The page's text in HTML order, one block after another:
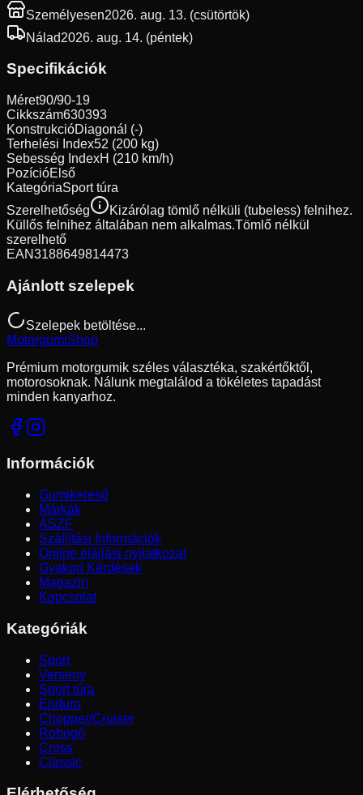
Személyesen2026. aug. 13. (csütörtök)
Nálad2026. aug. 14. (péntek)
Specifikációk
Méret90/90-19
Cikkszám630393
KonstrukcióDiagonál (-)
Terhelési Index52 (200 kg)
Sebesség IndexH (210 km/h)
PozícióElső
KategóriaSport túra
Szerelhetőség
Kizárólag tömlő nélküli (tubeless) felnihez.
Küllős felnihez általában nem alkalmas.Tömlő nélkül
szerelhető
EAN3188649814473
Ajánlott szelepek
Szelepek betöltése...
MotorgumiShop
Prémium motorgumik széles választéka, szakértőktől,
motorosoknak. Nálunk megtalálod a tökéletes tapadást
minden kanyarhoz.
Információk
Gumikereső
Márkák
ÁSZF
Szállítási Információk
Online elállási nyilatkozat
Gyakori Kérdések
Magazin
Kapcsolat
Kategóriák
Sport
Verseny
Sport túra
Enduro
Chopper/Cruiser
Robogó
Cross
Classic